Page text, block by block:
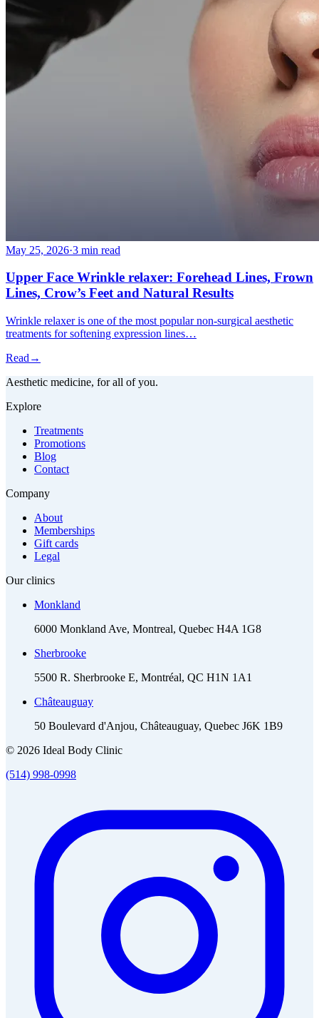
May 25, 2026·3 min read
Upper Face Wrinkle relaxer: Forehead Lines, Frown
Lines, Crow’s Feet and Natural Results
Wrinkle relaxer is one of the most popular non-surgical aesthetic
treatments for softening expression lines…
Read →
Aesthetic medicine, for all of you.
Explore
Treatments
Promotions
Blog
Contact
Company
About
Memberships
Gift cards
Legal
Our clinics
Monkland
6000 Monkland Ave, Montreal, Quebec H4A 1G8
Sherbrooke
5500 R. Sherbrooke E, Montréal, QC H1N 1A1
Châteauguay
50 Boulevard d'Anjou, Châteauguay, Quebec J6K 1B9
© 2026 Ideal Body Clinic
(514) 998-0998